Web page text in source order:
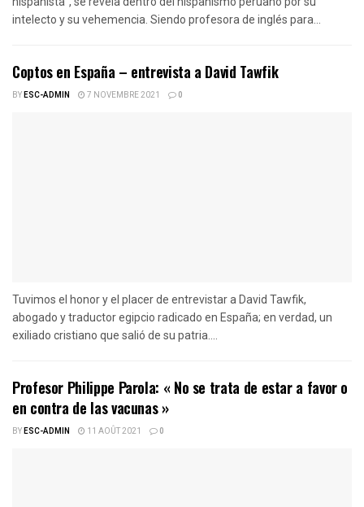
intelecto y su vehemencia. Siendo profesora de inglés para...
Coptos en España – entrevista a David Tawfik
BYESC-ADMIN 7 NOVEMBRE 2021 0
Tuvimos el honor y el placer de entrevistar a David Tawfik,
abogado y traductor egipcio radicado en España; en verdad, un
exiliado cristiano que salió de su patria....
Profesor Philippe Parola: « No se trata de estar a favor o
en contra de las vacunas »
BYESC-ADMIN 11 AOÛT 2021 0